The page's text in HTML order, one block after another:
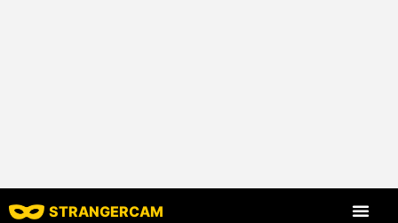
STRANGERCAM